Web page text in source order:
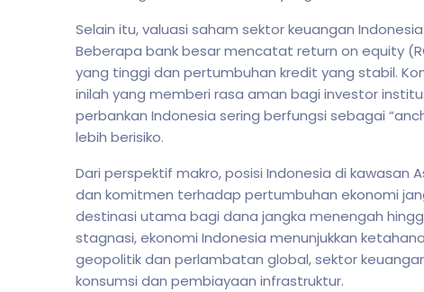
Selain itu, valuasi saham sektor keuangan
Beberapa bank besar mencatat return on equity
yang tinggi dan pertumbuhan kredit yang stabil.
inilah yang memberi rasa aman bagi investor
perbankan Indonesia sering berfungsi sebagai
lebih berisiko.
Dari perspektif makro, posisi Indonesia di kawasan
dan komitmen terhadap pertumbuhan ekonomi
destinasi utama bagi dana jangka menengah
stagnasi, ekonomi Indonesia menunjukkan
geopolitik dan perlambatan global, sektor
konsumsi dan pembiayaan infrastruktur.